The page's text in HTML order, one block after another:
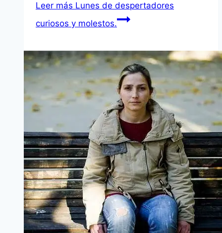
Leer más Lunes de despertadores
curiosos y molestos.